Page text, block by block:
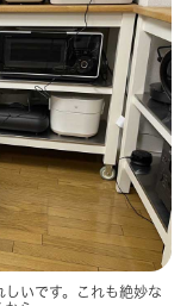
いです。これも絶妙な